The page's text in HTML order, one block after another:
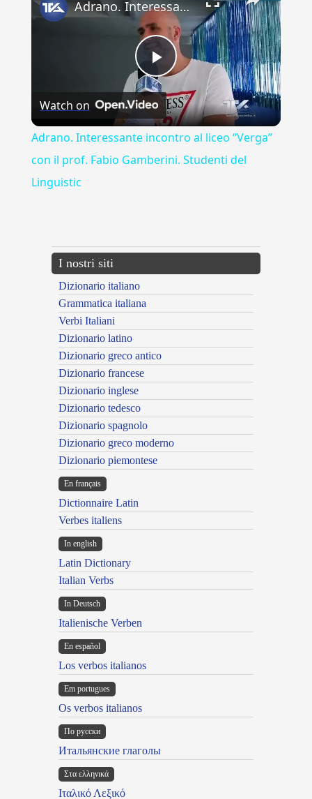
Play
Video
Adrano. Interessante incontro al liceo “Verga” con il prof. Fabio Gamberini. Studenti del Linguistic
Watch on
Adrano. Interessante incontro al liceo “Verga”
con il prof. Fabio Gamberini. Studenti del
Linguistic
I nostri siti
Dizionario italiano
Grammatica italiana
Verbi Italiani
Dizionario latino
Dizionario greco antico
Dizionario francese
Dizionario inglese
Dizionario tedesco
Dizionario spagnolo
Dizionario greco moderno
Dizionario piemontese
En français
Dictionnaire Latin
Verbes italiens
In english
Latin Dictionary
Italian Verbs
In Deutsch
Italienische Verben
En español
Los verbos italianos
Em portugues
Os verbos italianos
По русски
Итальянские глаголы
Στα ελληνικά
Ιταλικό Λεξικό